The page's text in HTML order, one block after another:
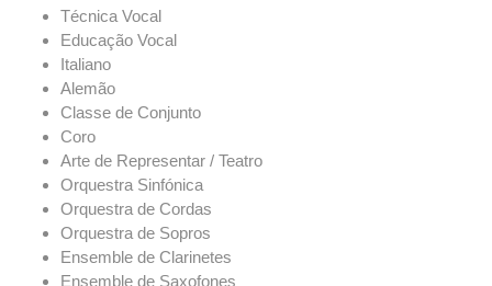
Técnica Vocal
Educação Vocal
Italiano
Alemão
Classe de Conjunto
Coro
Arte de Representar / Teatro
Orquestra Sinfónica
Orquestra de Cordas
Orquestra de Sopros
Ensemble de Clarinetes
Ensemble de Saxofones